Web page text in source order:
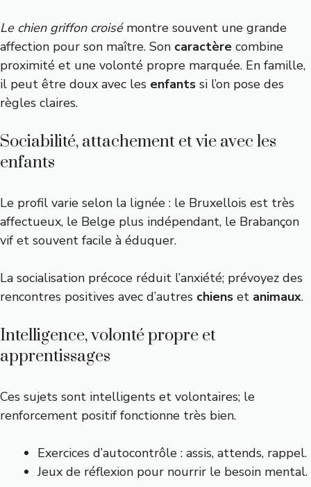
Le chien griffon croisémontre souvent une grande
affection pour son maître. Son caractère combine
proximité et une volonté propre marquée. En famille,
il peut être doux avec les enfants si l’on pose des
règles claires.
Sociabilité, attachement et vie avec les
enfants
Le profil varie selon la lignée : le Bruxellois est très
affectueux, le Belge plus indépendant, le Brabançon
vif et souvent facile à éduquer.
La socialisation précoce réduit l’anxiété; prévoyez des
rencontres positives avec d’autres chiens et animaux.
Intelligence, volonté propre et
apprentissages
Ces sujets sont intelligents et volontaires; le
renforcement positif fonctionne très bien.
Exercices d’autocontrôle : assis, attends, rappel.
Jeux de réflexion pour nourrir le besoin mental.